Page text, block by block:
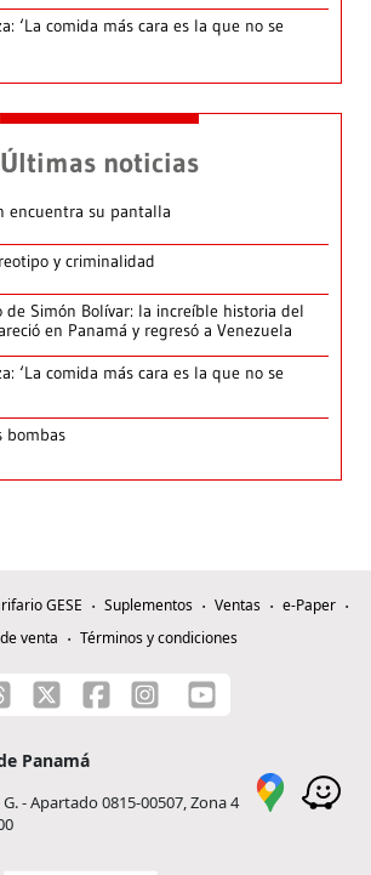
‘La comida más cara es la que no se
Últimas noticias
encuentra su pantalla​
y criminalidad
de Simón Bolívar: la increíble historia del
en Panamá y regresó a Venezuela
‘La comida más cara es la que no se
bombas
GESE Suplementos Ventas
e-Paper
venta
Términos y condiciones
Panamá
- Apartado 0815-00507, Zona 4